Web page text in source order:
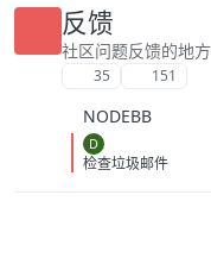
86&dlt=0846
反馈
社区问题反馈的地方
35 151
NODEBB
D
检查垃圾邮件